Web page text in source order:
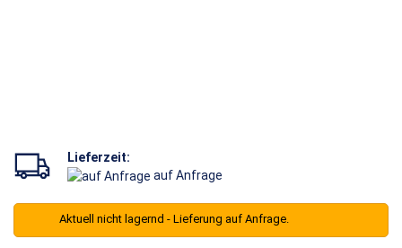
Lieferzeit:
auf Anfrage
Aktuell nicht lagernd - Lieferung auf Anfrage.